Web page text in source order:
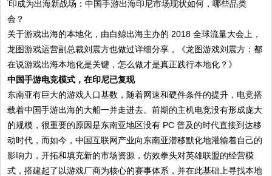
关于游戏出海的本地化，由白鲸出海主办的 2018 全球流量大会上，
龙图游戏运营副总裁刘震方也做过详细分享，《龙图游戏刘震方：都
在说游戏出海本地化是关键，怎么做才是真正践行本地化？》
中国手游电竞模式，在印尼已复现
东南亚有巨大的游戏人口基数，随着网速和硬件条件的提升，电竞搭
载着中国手游出海的大船一并走进去。前期的主机电竞没有形成庞大
的规模，很重要的原因是东南亚地区没有 PC 普及的时代直接到达移
动时代，而如今，中国互联网产业向东南亚潜移默化地灌输着自己的
影响力，开拓和填充新的市场资源，仿效拳头对英雄联盟的经营模
式，搭建起了以游戏厂商为核心的赛事体系，并在此基础上寻找本地